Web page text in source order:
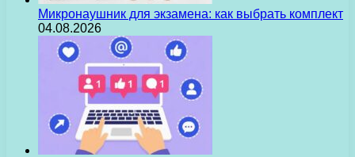
Микронаушник для экзамена: как выбрать комплект
04.08.2026